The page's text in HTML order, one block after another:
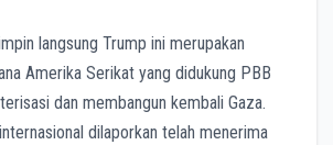
langsung Trump ini merupakan
Amerika Serikat yang didukung PBB
dan membangun kembali Gaza.
dilaporkan telah menerima